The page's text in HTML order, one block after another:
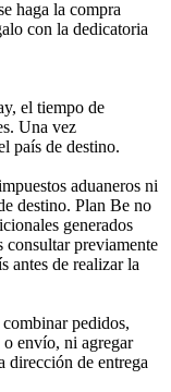
haga la compra
con la dedicatoria
el tiempo de
Una vez
país de destino.
aduaneros ni
destino. Plan Be no
generados
previamente
antes de realizar la
pedidos,
envío, ni agregar
dirección de entrega